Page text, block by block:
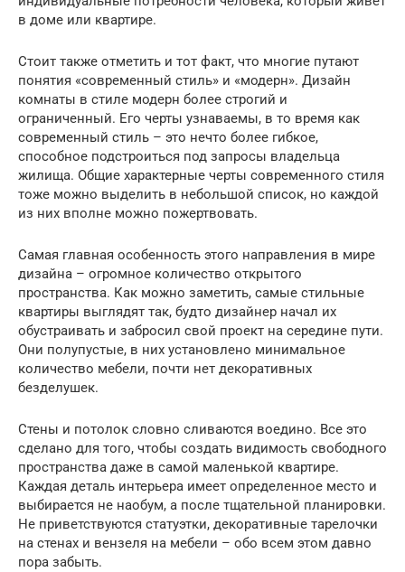
в доме или квартире.
Стоит также отметить и тот факт, что многие путают
понятия «современный стиль» и «модерн». Дизайн
комнаты в стиле модерн более строгий и
ограниченный. Его черты узнаваемы, в то время как
современный стиль – это нечто более гибкое,
способное подстроиться под запросы владельца
жилища. Общие характерные черты современного стиля
тоже можно выделить в небольшой список, но каждой
из них вполне можно пожертвовать.
Самая главная особенность этого направления в мире
дизайна – огромное количество открытого
пространства. Как можно заметить, самые стильные
квартиры выглядят так, будто дизайнер начал их
обустраивать и забросил свой проект на середине пути.
Они полупустые, в них установлено минимальное
количество мебели, почти нет декоративных
безделушек.
Стены и потолок словно сливаются воедино. Все это
сделано для того, чтобы создать видимость свободного
пространства даже в самой маленькой квартире.
Каждая деталь интерьера имеет определенное место и
выбирается не наобум, а после тщательной планировки.
Не приветствуются статуэтки, декоративные тарелочки
на стенах и вензеля на мебели – обо всем этом давно
пора забыть.